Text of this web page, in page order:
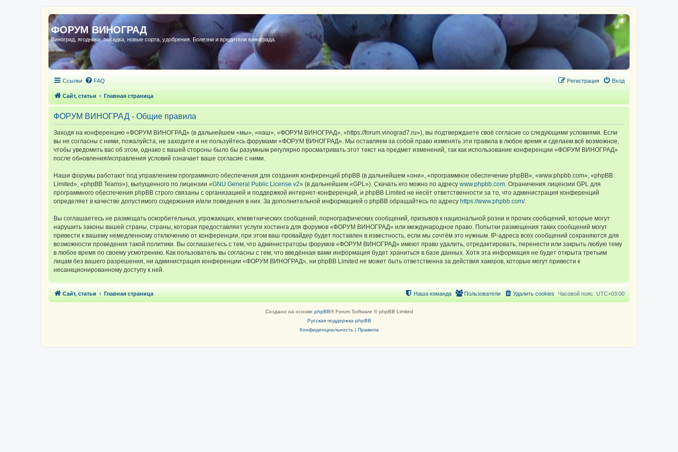
ФОРУМ ВИНОГРАД
Виноград, ягодники, посадка, новые сорта, удобрения. Болезни и вредители винограда.
Ссылки FAQ Вход
Регистрация
Сайт, статьи Главная страница
ФОРУМ ВИНОГРАД - Общие правила
Заходя на конференцию «ФОРУМ ВИНОГРАД» (в дальнейшем «мы», «наш», «ФОРУМ ВИНОГРАД», «https://forum.vinograd7.ru»), вы подтверждаете своё согласие со следующими условиями. Если
вы не согласны с ними, пожалуйста, не заходите и не пользуйтесь форумами «ФОРУМ ВИНОГРАД». Мы оставляем за собой право изменять эти правила в любое время и сделаем всё возможное,
чтобы уведомить вас об этом, однако с вашей стороны было бы разумным регулярно просматривать этот текст на предмет изменений, так как использование конференции «ФОРУМ ВИНОГРАД»
после обновления/исправления условий означает ваше согласие с ними.
Наши форумы работают под управлением программного обеспечения для создания конференций phpBB (в дальнейшем «они», «программное обеспечение phpBB», «www.phpbb.com», «phpBB
Limited», «phpBB Teams»), выпущенного по лицензии «GNU General Public License v2» (в дальнейшем «GPL»). Скачать его можно по адресу www.phpbb.com. Ограничения лицензии GPL для
программного обеспечения phpBB строго связаны с организацией и поддержкой интернет-конференций, и phpBB Limited не несёт ответственности за то, что администрация конференций
определяет в качестве допустимого содержания и/или поведения в них. За дополнительной информацией о phpBB обращайтесь по адресу https://www.phpbb.com/.
Вы соглашаетесь не размещать оскорбительных, угрожающих, клеветнических сообщений, порнографических сообщений, призывов к национальной розни и прочих сообщений, которые могут
нарушить законы вашей страны, страны, которая предоставляет услуги хостинга для форумов «ФОРУМ ВИНОГРАД» или международное право. Попытки размещения таких сообщений могут
привести к вашему немедленному отключению от конференции, при этом ваш провайдер будет поставлен в известность, если мы сочтём это нужным. IP-адреса всех сообщений сохраняются для
возможности проведения такой политики. Вы соглашаетесь с тем, что администраторы форумов «ФОРУМ ВИНОГРАД» имеют право удалить, отредактировать, перенести или закрыть любую тему
в любое время по своему усмотрению. Как пользователь вы согласны с тем, что введённая вами информация будет храниться в базе данных. Хотя эта информация не будет открыта третьим
лицам без вашего разрешения, ни администрация конференции «ФОРУМ ВИНОГРАД», ни phpBB Limited не может быть ответственна за действия хакеров, которые могут привести к
несанкционированному доступу к ней.
Сайт, статьи Главная страница Часовой пояс: UTC+03:00
Удалить cookies
Пользователи
Наша команда
Создано на основе phpBB® Forum Software © phpBB Limited
Русская поддержка phpBB
Конфиденциальность| Правила